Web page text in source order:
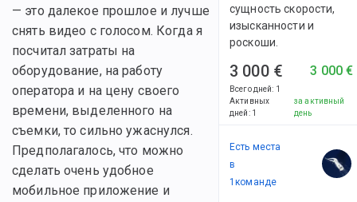
— это далекое прошлое и лучше
снять видео с голосом. Когда я
посчитал затраты на
оборудование, на работу
оператора и на цену своего
времени, выделенного на
съемки, то сильно ужаснулся.
Предполагалось, что можно
сделать очень удобное
мобильное приложение и
сущность скорости,
изысканности и
роскоши.
3 000 €
Всего дней: 1
Активных
дней: 1
3 000 €
за активный
день
Есть места
в
1командe